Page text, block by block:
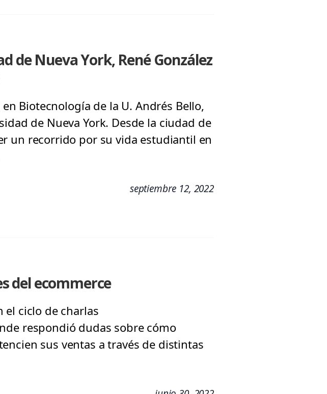
de Nueva York, René González
Biotecnología de la U. Andrés Bello,
de Nueva York. Desde la ciudad de
un recorrido por su vida estudiantil en
septiembre 12, 2022
del ecommerce
el ciclo de charlas
respondió dudas sobre cómo
sus ventas a través de distintas